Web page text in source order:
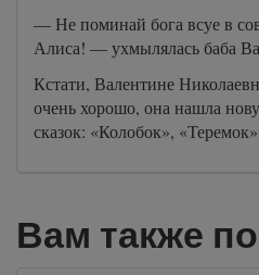
— Не поминай бога всуе в
Алиса! — ухмылялась баба
Кстати, Валентине
очень хорошо, она нашла
сказок: «Колобок»,
Вам также